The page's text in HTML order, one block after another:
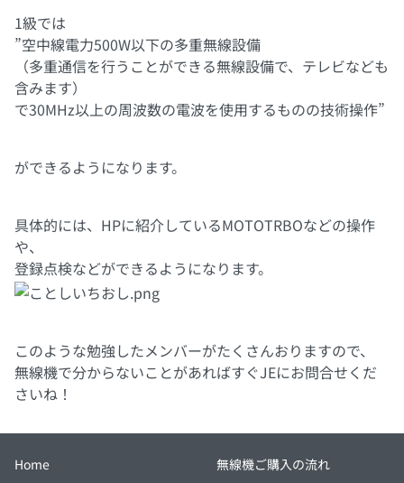
1級では
”空中線電力500W以下の多重無線設備
（多重通信を行うことができる無線設備で、テレビなども
含みます）
で30MHz以上の周波数の電波を使用するものの技術操作”
ができるようになります。
具体的には、HPに紹介しているMOTOTRBOなどの操作
や、
登録点検などができるようになります。
このような勉強したメンバーがたくさんおりますので、
無線機で分からないことがあればすぐJEにお問合せくだ
さいね！
Home
無線機ご購入の流れ